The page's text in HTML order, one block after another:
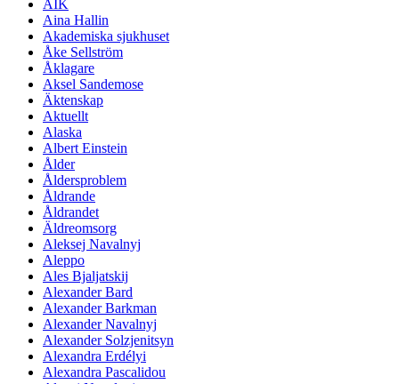
AIK
Aina Hallin
Akademiska sjukhuset
Åke Sellström
Åklagare
Aksel Sandemose
Äktenskap
Aktuellt
Alaska
Albert Einstein
Ålder
Åldersproblem
Åldrande
Åldrandet
Äldreomsorg
Aleksej Navalnyj
Aleppo
Ales Bjaljatskij
Alexander Bard
Alexander Barkman
Alexander Navalnyj
Alexander Solzjenitsyn
Alexandra Erdélyi
Alexandra Pascalidou